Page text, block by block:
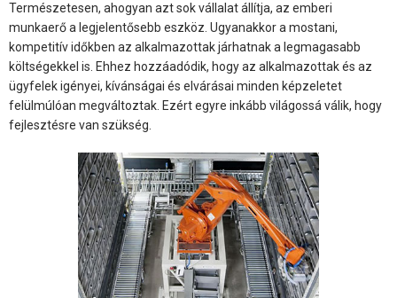
Természetesen, ahogyan azt sok vállalat állítja, az emberi
munkaerő a legjelentősebb eszköz. Ugyanakkor a mostani,
kompetitív időkben az alkalmazottak járhatnak a legmagasabb
költségekkel is. Ehhez hozzáadódik, hogy az alkalmazottak és az
ügyfelek igényei, kívánságai és elvárásai minden képzeletet
felülmúlóan megváltoztak. Ezért egyre inkább világossá válik, hogy
fejlesztésre van szükség.